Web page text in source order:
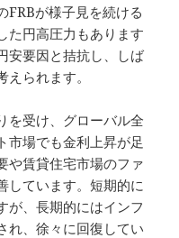
FRBが様子見を続ける
た円高圧力もあります
安要因と拮抗し、しば
られます。
を受け、グローバル全
市場でも金利上昇が足
や賃貸住宅市場のファ
しています。短期的に
が、長期的にはインフ
れ、徐々に回復してい